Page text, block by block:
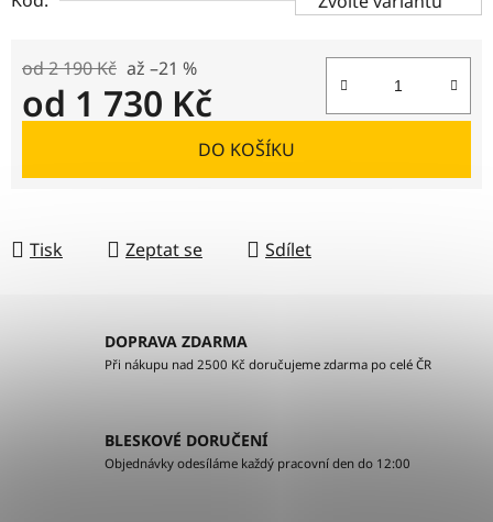
od 2 190 Kč až –21 %
od 1 730 Kč
DO KOŠÍKU
Tisk Zeptat se Sdílet
DOPRAVA ZDARMA
Při nákupu nad 2500 Kč doručujeme zdarma po celé ČR
BLESKOVÉ DORUČENÍ
Objednávky odesíláme každý pracovní den do 12:00